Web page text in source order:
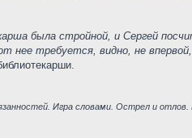
была стройной, и Сергей
нее требуется, видно, не
Игра словами. Острел и отлов.